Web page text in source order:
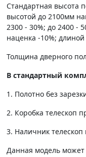
Стандартная высота
высотой до 2100мм
2300 - 30%; до 2400 -
наценка -10%;
Толщина дверного
В стандартный
1. Полотно без
2. Коробка телескоп
3. Наличник
Данная модель может